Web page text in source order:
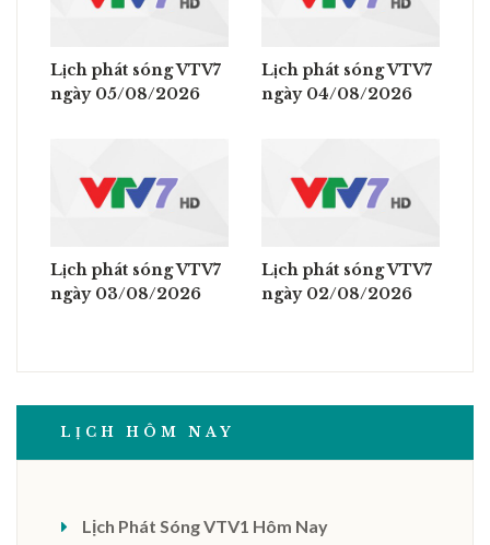
Lịch phát sóng VTV7
ngày 05/08/2026
Lịch phát sóng VTV7
ngày 04/08/2026
Lịch phát sóng VTV7
ngày 03/08/2026
Lịch phát sóng VTV7
ngày 02/08/2026
LỊCH HÔM NAY
Lịch Phát Sóng VTV1 Hôm Nay